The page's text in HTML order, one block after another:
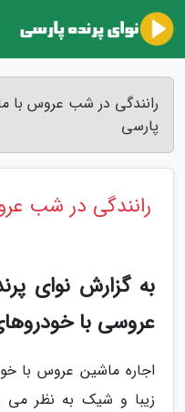
رانندگی در شب عروس با
پارسی
رانندگی در شب
به گزارش نوای
عروسی با
اجاره ماشین عروس با
زیبا و شیک به نظر می